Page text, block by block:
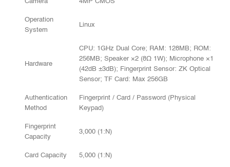
Operation
System
Linux
Hardware
CPU: 1GHz Dual Core; RAM: 128MB; ROM:
256MB; Speaker ×2 (8Ω 1W); Microphone ×1
(42dB ±3dB); Fingerprint Sensor: ZK Optical
Sensor; TF Card: Max 256GB
Authentication
Method
Fingerprint / Card / Password (Physical
Keypad)
Fingerprint
Capacity
3,000 (1:N)
Card Capacity 5,000 (1:N)